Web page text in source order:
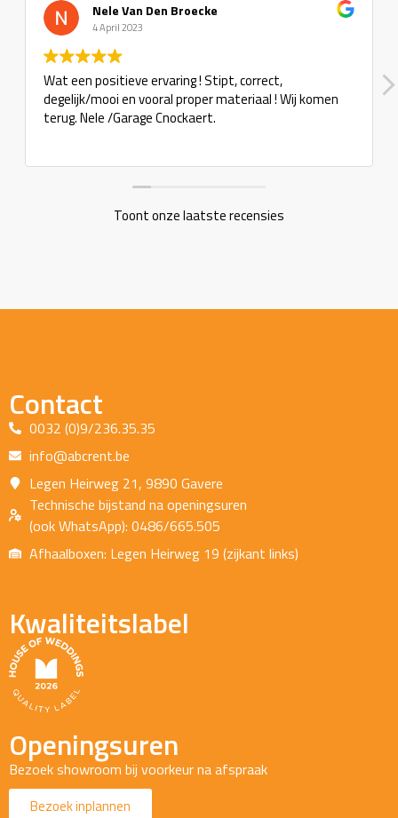
Nele Van Den Broecke
4 April 2023
Wat een positieve ervaring ! Stipt, correct,
degelijk/mooi en vooral proper materiaal ! Wij komen
terug. Nele /Garage Cnockaert.
Toont onze laatste recensies
Contact
0032 (0)9/236.35.35
info@abcrent.be
Legen Heirweg 21, 9890 Gavere
Technische bijstand na openingsuren
(ook WhatsApp): 0486/665.505
Afhaalboxen: Legen Heirweg 19 (zijkant links)
Kwaliteitslabel
Openingsuren
Bezoek showroom bij voorkeur na afspraak
Bezoek inplannen